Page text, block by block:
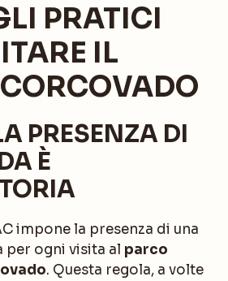
PRATICI
IL
PRESENZA DI
È
impone la presenza di una
ogni visita al parco
. Questa regola, a volte